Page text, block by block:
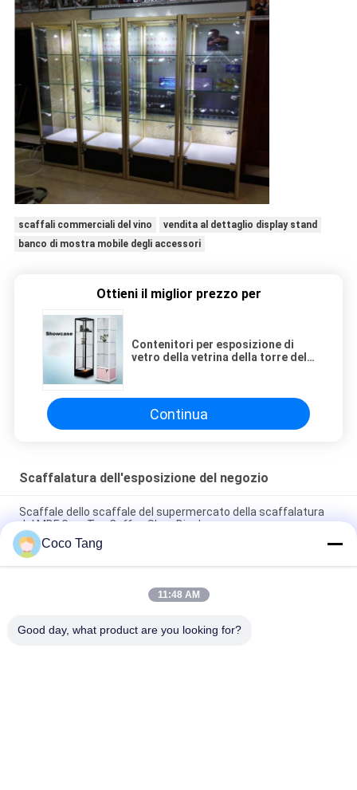
scaffali commerciali del vino
vendita al dettaglio display stand
banco di mostra mobile degli accessori
Ottieni il miglior prezzo per
Contenitori per esposizione di
vetro della vetrina della torre del
Collectibles
Continua
Scaffalatura dell'esposizione del negozio
Scaffale dello scaffale del supermercato della scaffalatura
del MDF Grey Tea Coffee Shop Display
Le grandi statue comperano puntelli visivi dell'esposizione di
vendita della statua della scaffalatura FRP dell'esposizione
Banchi di mostra/scaffali esposizione al minuto abbastanza
Coco Tang
11:48 AM
Good day, what product are you looking for?